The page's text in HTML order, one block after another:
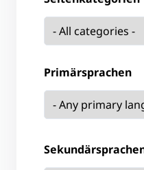
Primärsprachen